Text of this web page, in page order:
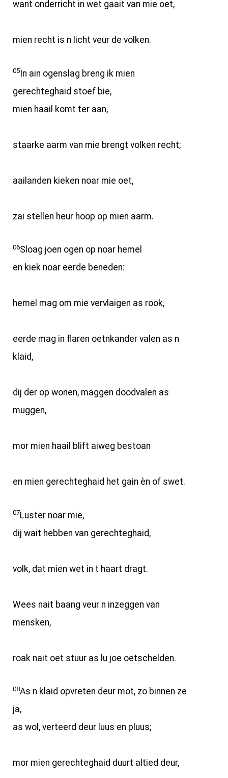
want onderricht in wet gaait van mie oet,
mien recht is n licht veur de volken.
05In ain ogenslag breng ik mien
gerechteghaid stoef bie,
mien haail komt ter aan,
staarke aarm van mie brengt volken recht;
aailanden kieken noar mie oet,
zai stellen heur hoop op mien aarm.
06Sloag joen ogen op noar hemel
en kiek noar eerde beneden:
hemel mag om mie vervlaigen as rook,
eerde mag in flaren oetnkander valen as n
klaid,
dij der op wonen, maggen doodvalen as
muggen,
mor mien haail blift aiweg bestoan
en mien gerechteghaid het gain èn of swet.
07Luster noar mie,
dij wait hebben van gerechteghaid,
volk, dat mien wet in t haart dragt.
Wees nait baang veur n inzeggen van
mensken,
roak nait oet stuur as lu joe oetschelden.
08As n klaid opvreten deur mot, zo binnen ze
ja,
as wol, verteerd deur luus en pluus;
mor mien gerechteghaid duurt altied deur,